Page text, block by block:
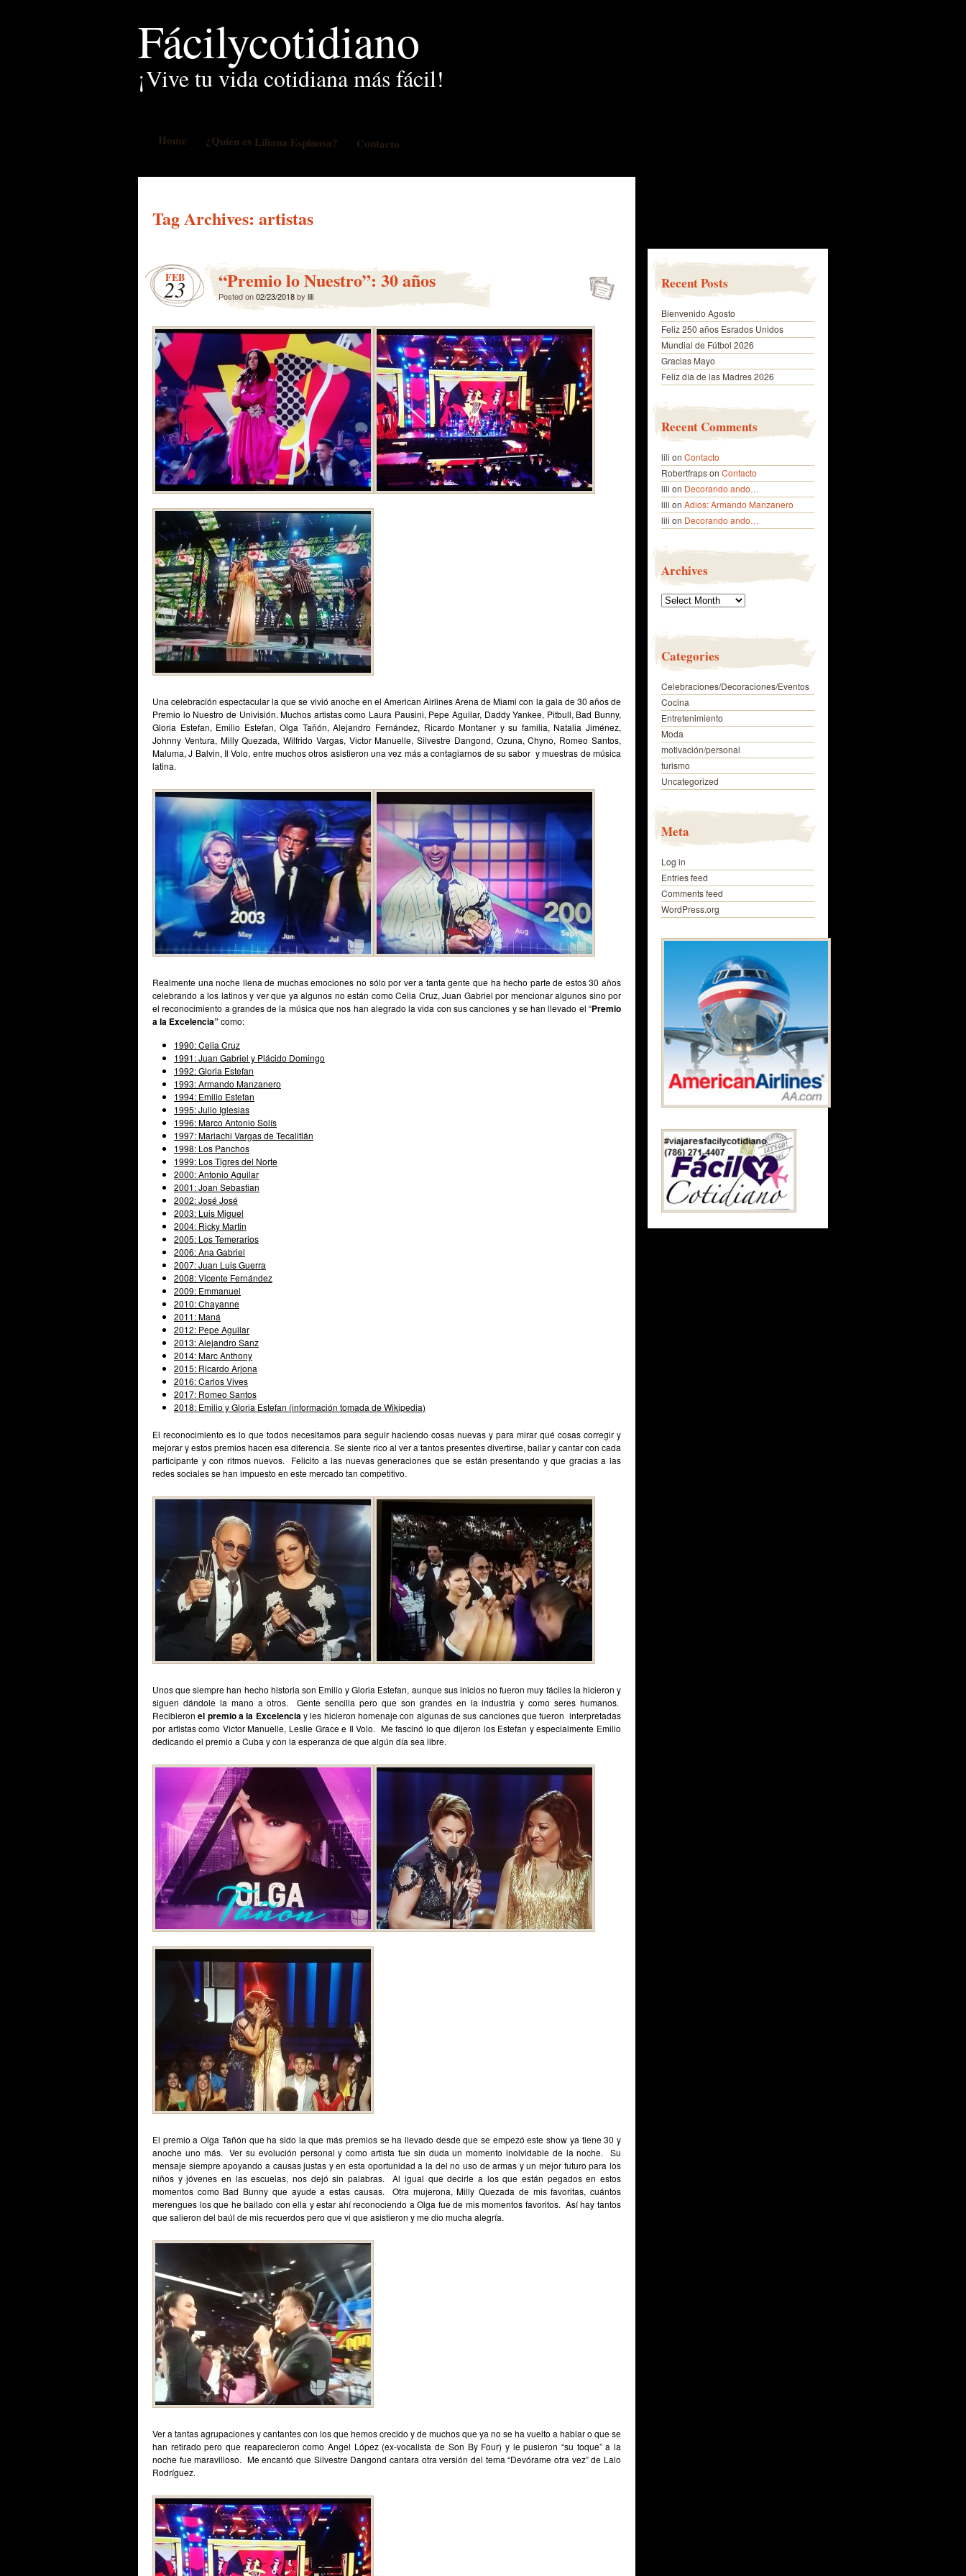
Fácilycotidiano
¡Vive tu vida cotidiana más fácil!
Home ¿Quién es Liliana Espinosa? Contacto
Tag Archives: artistas
FEB
23 “Premio lo Nuestro”: 30 años
Posted on02/23/2018by lili
Una celebración espectacular la que se vivió anoche en el American Airlines Arena de Miami con la gala de 30 años de
Premio lo Nuestro de Univisión. Muchos artistas como Laura Pausini, Pepe Aguilar, Daddy Yankee, Pitbull, Bad Bunny,
Gloria Estefan, Emilio Estefan, Olga Tañón, Alejandro Fernández, Ricardo Montaner y su familia, Natalia Jiménez,
Johnny Ventura, Milly Quezada, Wilfrido Vargas, Victor Manuelle, Silvestre Dangond, Ozuna, Chyno, Romeo Santos,
Maluma, J Balvin, Il Volo, entre muchos otros asistieron una vez más a contagiarnos de su sabor y muestras de música
latina.
Realmente una noche llena de muchas emociones no sólo por ver a tanta gente que ha hecho parte de estos 30 años
celebrando a los latinos y ver que ya algunos no están como Celia Cruz, Juan Gabriel por mencionar algunos sino por
el reconocimiento a grandes de la música que nos han alegrado la vida con sus canciones y se han llevado el “Premio
a la Excelencia”como:
1990:Celia Cruz
1991:Juan Gabriel y Plácido Domingo
1992:Gloria Estefan
1993:Armando Manzanero
1994: Emilio Estefan
1995:Julio Iglesias
1996:Marco Antonio Solís
1997:Mariachi Vargas de Tecalitlán
1998: Los Panchos
1999: Los Tigres del Norte
2000:Antonio Aguilar
2001:Joan Sebastian
2002:José José
2003: Luis Miguel
2004: Ricky Martin
2005: Los Temerarios
2006:Ana Gabriel
2007:Juan Luis Guerra
2008:Vicente Fernández
2009: Emmanuel
2010:Chayanne
2011:Maná
2012: Pepe Aguilar
2013:Alejandro Sanz
2014:Marc Anthony
2015: Ricardo Arjona
2016:Carlos Vives
2017: Romeo Santos
2018: Emilio y Gloria Estefan (información tomada de Wikipedia)
El reconocimiento es lo que todos necesitamos para seguir haciendo cosas nuevas y para mirar qué cosas corregir y
mejorar y estos premios hacen esa diferencia. Se siente rico al ver a tantos presentes divertirse, bailar y cantar con cada
participante y con ritmos nuevos. Felicito a las nuevas generaciones que se están presentando y que gracias a las
redes sociales se han impuesto en este mercado tan competitivo.
Unos que siempre han hecho historia son Emilio y Gloria Estefan, aunque sus inicios no fueron muy fáciles la hicieron y
siguen dándole la mano a otros. Gente sencilla pero que son grandes en la industria y como seres humanos.
Recibieronel premio a la Excelenciay les hicieron homenaje con algunas de sus canciones que fueron interpretadas
por artistas como Victor Manuelle, Leslie Grace e Il Volo. Me fascinó lo que dijeron los Estefan y especialmente Emilio
dedicando el premio a Cuba y con la esperanza de que algún día sea libre.
El premio a Olga Tañón que ha sido la que más premios se ha llevado desde que se empezó este show ya tiene 30 y
anoche uno más. Ver su evolución personal y como artista fue sin duda un momento inolvidable de la noche. Su
mensaje siempre apoyando a causas justas y en esta oportunidad a la del no uso de armas y un mejor futuro para los
niños y jóvenes en las escuelas, nos dejó sin palabras. Al igual que decirle a los que están pegados en estos
momentos como Bad Bunny que ayude a estas causas. Otra mujerona, Milly Quezada de mis favoritas, cuántos
merengues los que he bailado con ella y estar ahí reconociendo a Olga fue de mis momentos favoritos. Así hay tantos
que salieron del baúl de mis recuerdos pero que vi que asistieron y me dio mucha alegría.
Ver a tantas agrupaciones y cantantes con los que hemos crecido y de muchos que ya no se ha vuelto a hablar o que se
han retirado pero que reaparecieron como Angel López (ex-vocalista de Son By Four) y le pusieron “su toque” a la
noche fue maravilloso. Me encantó que Silvestre Dangond cantara otra versión del tema “Devórame otra vez” de Lalo
Rodríguez.
Recent Posts
Bienvenido Agosto
Feliz 250 años Esrados Unidos
Mundial de Fútbol 2026
Gracias Mayo
Feliz día de las Madres 2026
Recent Comments
lili on Contacto
Robertfrapson Contacto
lili on Decorando ando…
lili on Adios: Armando Manzanero
lili on Decorando ando…
Archives
Archives
Categories
Celebraciones/Decoraciones/Eventos
Cocina
Entretenimiento
Moda
motivación/personal
turismo
Uncategorized
Meta
Log in
Entries feed
Comments feed
WordPress.org